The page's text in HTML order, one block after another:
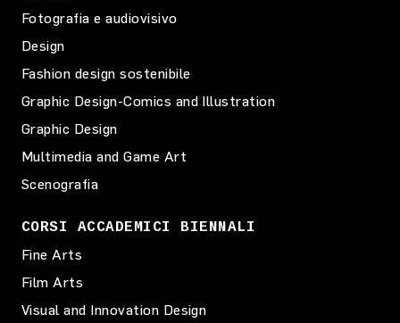
Fotografia e audiovisivo
Design
Fashion design sostenibile
Graphic Design-Comics and Illustration
Graphic Design
Multimedia and Game Art
Scenografia
CORSI ACCADEMICI BIENNALI
Fine Arts
Film Arts
Visual and Innovation Design